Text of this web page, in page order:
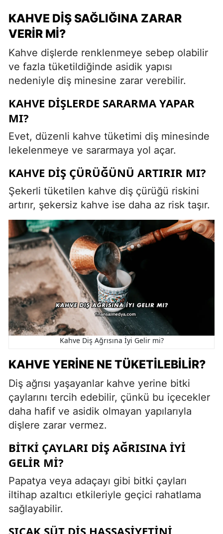
KAHVE DIŞ SAĞLIĞINA ZARAR
VERIR MI?
Kahve dişlerde renklenmeye sebep olabilir
ve fazla tüketildiğinde asidik yapısı
nedeniyle diş minesine zarar verebilir.
KAHVE DIŞLERDE SARARMA YAPAR
MI?
Evet, düzenli kahve tüketimi diş minesinde
lekelenmeye ve sararmaya yol açar.
KAHVE DIŞ ÇÜRÜĞÜNÜ ARTIRIR MI?
Şekerli tüketilen kahve diş çürüğü riskini
artırır, şekersiz kahve ise daha az risk taşır.
Kahve Diş Ağrısına İyi Gelir mi?
KAHVE YERINE NE TÜKETILEBILIR?
Diş ağrısı yaşayanlar kahve yerine bitki
çaylarını tercih edebilir, çünkü bu içecekler
daha hafif ve asidik olmayan yapılarıyla
dişlere zarar vermez.
BITKI ÇAYLARI DIŞ AĞRISINA İYI
GELIR MI?
Papatya veya adaçayı gibi bitki çayları
iltihap azaltıcı etkileriyle geçici rahatlama
sağlayabilir.
SICAK SÜT DIŞ HASSASIYETINI